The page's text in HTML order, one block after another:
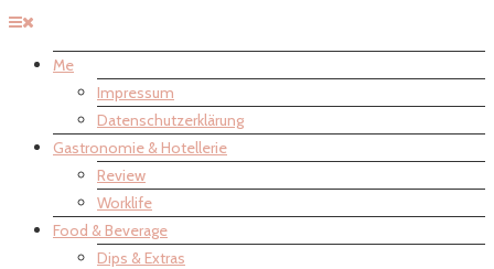
Me
Impressum
Datenschutzerklärung
Gastronomie & Hotellerie
Review
Worklife
Food & Beverage
Dips & Extras